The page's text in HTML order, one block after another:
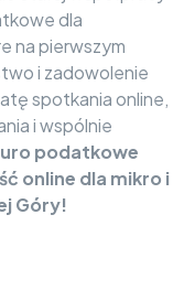
dla
na pierwszym
i zadowolenie
spotkania online,
i wspólnie
podatkowe
online dla mikro i
Góry!